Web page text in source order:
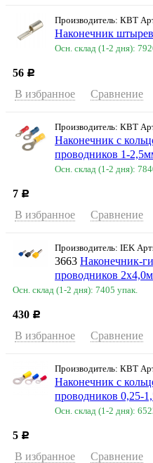
Производитель: КВТ
Наконечник
Осн. склад (1-2 дня):
56 Р
В избранное Сравнение
Производитель: КВТ
Наконечник c
проводников 1-
Осн. склад (1-2 дня):
7 Р
В избранное Сравнение
Производитель: IEK
3663 Наконечник-
проводников
Осн. склад (1-2 дня): 7405 упак.
430 Р
В избранное Сравнение
Производитель: КВТ
Наконечник с
проводников 0,25-
Осн. склад (1-2 дня):
5 Р
В избранное Сравнение